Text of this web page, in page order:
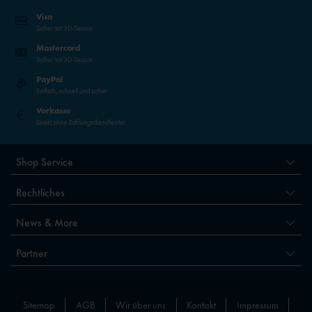
Visa
Sicher mit 3D-Secure
Mastercard
Sicher mit 3D-Secure
PayPal
Einfach, schnell und sicher
Vorkasse
Direkt ohne Zahlungsdienstleister
Shop Service
Rechtliches
News & More
Partner
Sitemap AGB Wir über uns Kontakt Impressum